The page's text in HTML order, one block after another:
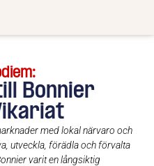
Bonnier
med lokal närvaro och
utveckla, förädla och förvalta
varit en långsiktig